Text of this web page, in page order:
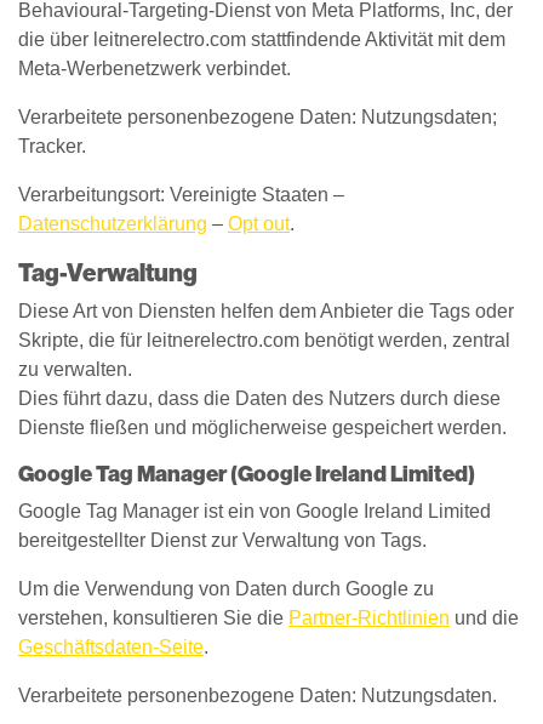
Behavioural-Targeting-Dienst von Meta Platforms, Inc, der
die über leitnerelectro.com stattfindende Aktivität mit dem
Meta-Werbenetzwerk verbindet.
Verarbeitete personenbezogene Daten: Nutzungsdaten;
Tracker.
Verarbeitungsort: Vereinigte Staaten –
Datenschutzerklärung – Opt out.
Tag-Verwaltung
Diese Art von Diensten helfen dem Anbieter die Tags oder
Skripte, die für leitnerelectro.com benötigt werden, zentral
zu verwalten.
Dies führt dazu, dass die Daten des Nutzers durch diese
Dienste fließen und möglicherweise gespeichert werden.
Google Tag Manager (Google Ireland Limited)
Google Tag Manager ist ein von Google Ireland Limited
bereitgestellter Dienst zur Verwaltung von Tags.
Um die Verwendung von Daten durch Google zu
verstehen, konsultieren Sie die Partner-Richtlinien und die
Geschäftsdaten-Seite.
Verarbeitete personenbezogene Daten: Nutzungsdaten.